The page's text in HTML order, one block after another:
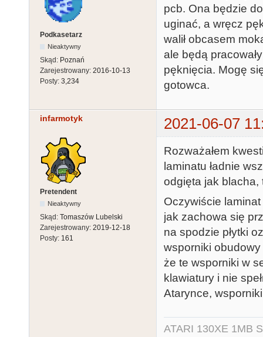
Podkasetarz
Nieaktywny
Skąd: Poznań
Zarejestrowany: 2016-10-13
Posty: 3,234
pcb. Ona będzie
uginać, a wręcz
walił obcasem
ale będą
pęknięcia. Mogę
gotowca.
infarmotyk 2021-06-07
Pretendent
Nieaktywny
Skąd: Tomaszów Lubelski
Zarejestrowany: 2019-12-18
Posty: 161
Rozważałem
laminatu ładnie
odgięta jak blacha,
Oczywiście
jak zachowa się
na spodzie płytki
wsporniki
że te wsporniki w
klawiatury i nie
Atarynce,
ATARI 130XE 1MB